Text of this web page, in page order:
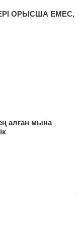
ОРЫСША ЕМЕС,
алған мына